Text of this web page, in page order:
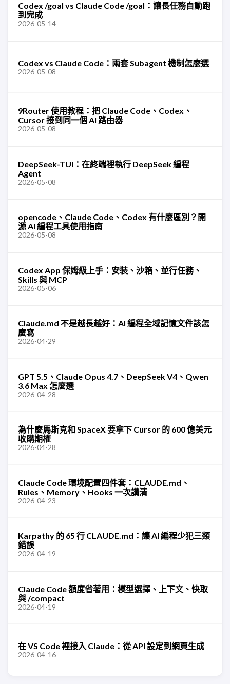
Codex /goal vs Claude Code /goal：讓長任務自動跑
到完成
2026-05-14
Codex vs Claude Code：兩套 Subagent 機制怎麼選
2026-05-08
9Router 使用教程：把 Claude Code、Codex、
Cursor 接到同一個 AI 路由器
2026-05-08
DeepSeek-TUI：在終端裡執行 DeepSeek 編程
Agent
2026-05-08
opencode、Claude Code、Codex 有什麼區別？開
源 AI 編程工具使用指南
2026-05-08
Codex App 保姆級上手：安裝、沙箱、並行任務、
Skills 與 MCP
2026-05-06
Claude.md 不是越長越好：AI 編程全域記憶文件該怎
麼寫
2026-04-29
GPT 5.5、Claude Opus 4.7、DeepSeek V4、Qwen
3.6 Max 怎麼選
2026-04-28
為什麼馬斯克和 SpaceX 要拿下 Cursor 的 600 億美元
收購期權
2026-04-28
Claude Code 環境配置四件套：CLAUDE.md、
Rules、Memory、Hooks 一次講清
2026-04-23
Karpathy 的 65 行 CLAUDE.md：讓 AI 編程少犯三類
錯誤
2026-04-19
Claude Code 額度省著用：模型選擇、上下文、快取
與 /compact
2026-04-19
在 VS Code 裡接入 Claude：從 API 設定到網頁生成
2026-04-16